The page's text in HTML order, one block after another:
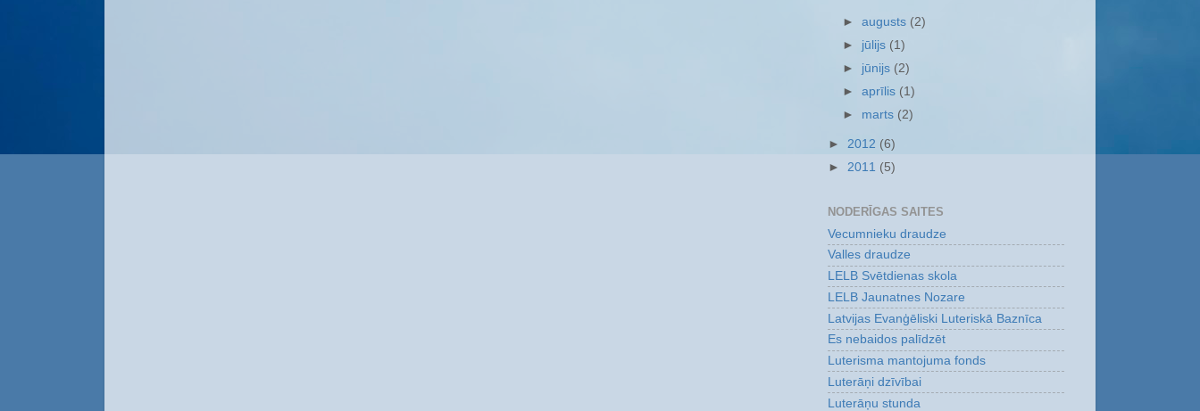
►augusts (2)
► jūlijs (1)
► jūnijs (2)
►aprīlis (1)
► marts (2)
► 2012 (6)
► 2011 (5)
NODERĪGAS SAITES
Vecumnieku draudze
Valles draudze
LELB Svētdienas skola
LELB Jaunatnes Nozare
Latvijas Evanģēliski Luteriskā Baznīca
Es nebaidos palīdzēt
Luterisma mantojuma fonds
Luterāņi dzīvībai
Luterāņu stunda